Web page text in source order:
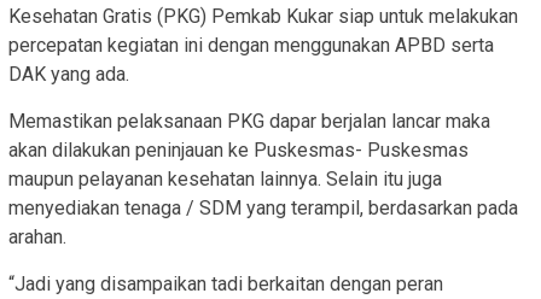
Kesehatan Gratis (PKG) Pemkab Kukar siap untuk melakukan
percepatan kegiatan ini dengan menggunakan APBD serta
DAK yang ada.
Memastikan pelaksanaan PKG dapar berjalan lancar maka
akan dilakukan peninjauan ke Puskesmas- Puskesmas
maupun pelayanan kesehatan lainnya. Selain itu juga
menyediakan tenaga / SDM yang terampil, berdasarkan pada
arahan.
“Jadi yang disampaikan tadi berkaitan dengan peran